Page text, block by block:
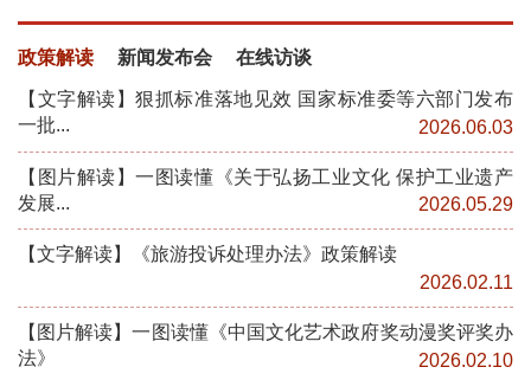
政策解读 新闻发布会 在线访谈
【文字解读】狠抓标准落地见效 国家标准委等六部门发布
一批...
2026.06.03
【图片解读】一图读懂《关于弘扬工业文化 保护工业遗产
发展...
2026.05.29
【文字解读】《旅游投诉处理办法》政策解读
2026.02.11
【图片解读】一图读懂《中国文化艺术政府奖动漫奖评奖办
法》
2026.02.10